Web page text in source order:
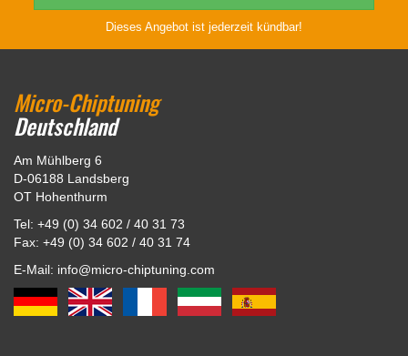
Dieses Angebot ist jederzeit kündbar!
Micro-Chiptuning
Deutschland
Am Mühlberg 6
D-06188 Landsberg
OT Hohenthurm
Tel: +49 (0) 34 602 / 40 31 73
Fax: +49 (0) 34 602 / 40 31 74
E-Mail: info@micro-chiptuning.com